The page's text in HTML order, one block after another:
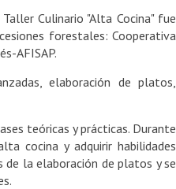
Culinario "Alta Cocina" fue
forestales: Cooperativa
AFISAP.
elaboración de platos,
teóricas y prácticas. Durante
cocina y adquirir habilidades
de la elaboración de platos y se